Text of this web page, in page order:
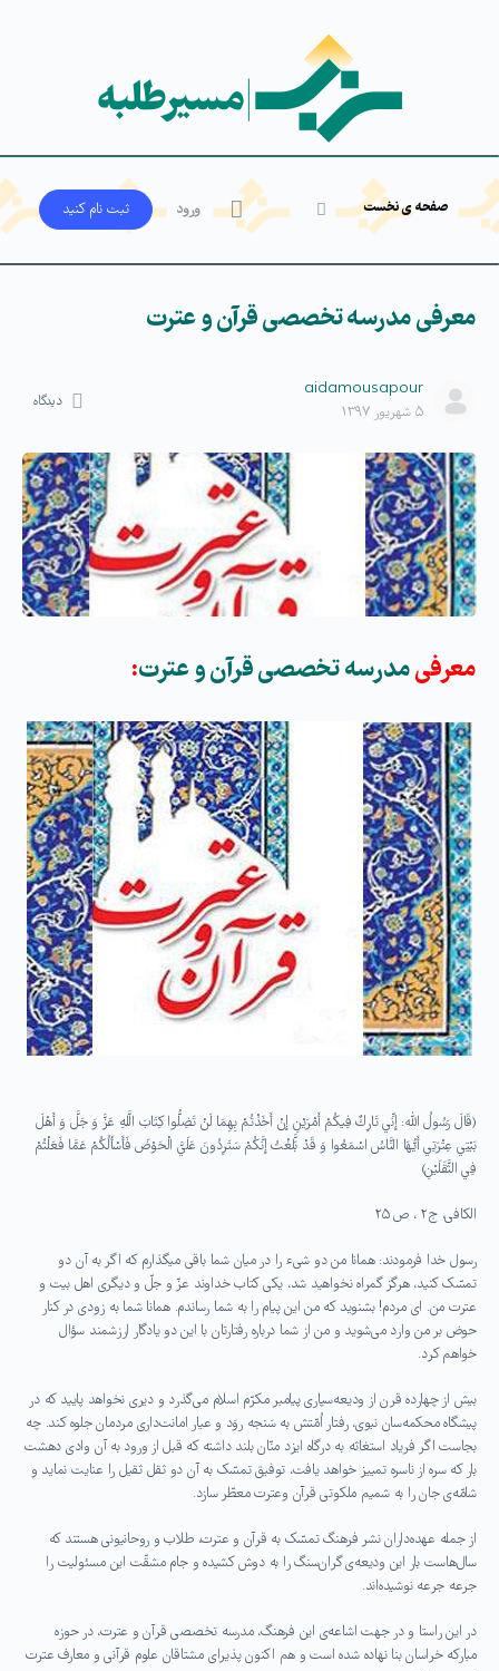
صفحه ی نخست ورود ثبت‌ نام کنید
معرفی مدرسه تخصصی قرآن و عترت
aidamousapour
۵ شهریور ۱۳۹۷
دیدگاه
معرفیمدرسه تخصصی قرآن و عترت:
(قَالَ رَسُولُ الله: إِنِّي تَارِكٌ فِيكُمْ أَمْرَيْنِ إِنْ أَخَذْتُمْ بِهِمَا لَنْ تَضِلُّوا كِتَابَ اللَّهِ عَزَّ وَ جَلَّ وَ أَهْلَ
بَيْتِي عِتْرَتِي أَيُّهَا النَّاسُ اسْمَعُوا وَ قَدْ بَلَّغْتُ إِنَّكُمْ سَتَرِدُونَ عَلَيَّ الْحَوْضَ فَأَسْأَلُكُمْ عَمَّا فَعَلْتُمْ
فِي الثَّقَلَيْنِ)
الکافی، ج۲ ، ص ۲۵
رسول خدا فرمودند: همانا من دو شیء را در میان شما باقی میگذارم که اگر به آن دو
تمسّک کنید، هرگز گمراه نخواهید شد، یکی کتاب خداوند عزّ و جلّ و دیگری اهل بیت و
عترت من. ای مردم! بشنوید که من این پیام را به شما رساندم. همانا شما به زودی در کنار
حوض بر من وارد می‌شوید و من از شما درباره رفتارتان با این دو یادگار ارزشمند سؤال
خواهم کرد.
بیش از چهارده قرن از ودیعه‌سپاری پیامبر مکرّم اسلام می‌گذرد و دیری نخواهد پایید که در
پیشگاه محکمه‌سان نبوی، رفتار اُمّتش به سَنجه‌ روَد و عیار امانت‌داری مردمان جلوه کند. چه
بجاست اگر فریاد استغاثه به درگاه ایزد منّان بلند داشته که قبل از ورود به آن وادی دهشت
بار که سره از ناسره تمییز خواهد یافت، توفیق تمسّک به آن دو ثقل ثقیل را عنایت نماید و
شامّه‌ی جان را به شمیم ملکوتی قرآن وعترت معطّر سازد.
از جمله عهده‌داران نشر فرهنگ تمسّک به قرآن و عترت، طلاب و روحانیونی هستند که
سال‌هاست بار این ودیعه‌ی گران‌سنگ را به دوش کشیده و جام مشقّت این مسئولیت را
جرعه جرعه نوشیده‌اند.
در این راستا و در جهت اشاعه‌ی این فرهنگ، مدرسه تخصصی قرآن و عترت، در حوزه
مبارکه خراسان بنا نهاده شده است و هم اکنون پذیرای مشتاقان علوم قرآنی و معارف عترت